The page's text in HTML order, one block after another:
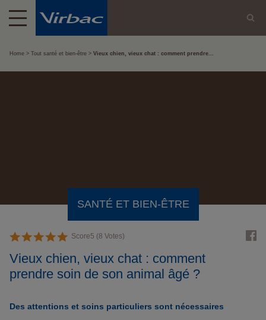
Home Tout santé et bien-être Vieux chien, vieux chat : comment prendre...
SANTÉ ET BIEN-ÊTRE
Score5 (8 Votes)
Vieux chien, vieux chat : comment
prendre soin de son animal âgé ?
Des attentions et soins particuliers sont nécessaires